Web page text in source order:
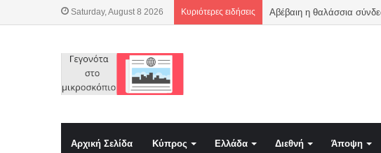
Saturday, August 8 2026 Κυριότερες ειδήσεις Αβέβαιη η θαλάσσια
Αρχική Σελίδα Κύπρος Ελλάδα Διεθνή Άποψη